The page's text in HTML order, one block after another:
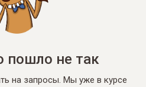
пошло не так
на запросы. Мы уже в курсе